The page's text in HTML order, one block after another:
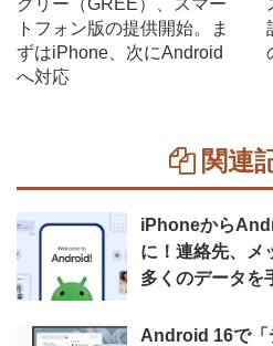
グリー（GREE）、スマー
トフォン版の提供開始。ま
ずはiPhone、次にAndroid
へ対応
関連
iPhoneから
に！連絡先、メ
多くのデータを
Android 16で「